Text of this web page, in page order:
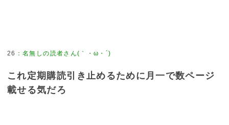
26 ：名無しの読者さん(｀・ω・´)
これ定期購読引き止めるために月一で数ページ
載せる気だろ